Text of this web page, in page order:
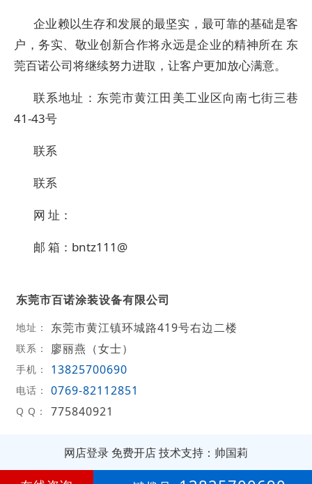
企业赖以生存和发展的最坚实，最可靠的基础是客
户，务实、敬业创新合作将永远是企业的精神所在 东
莞百诺公司将继续努力进取，让客户更加放心满意。
联系地址：东莞市黄江田美工业区向南七街三巷
41-43号
联系
联系
网 址：
邮 箱：bntz111@
东莞市百诺涂装设备有限公司
地址： 东莞市黄江镇环城路419号右边二楼
联系： 廖丽燕（女士）
手机： 13825700690
电话： 0769-82112851
Q Q： 775840921
网店登录 免费开店技术支持：帅国莉
第19年